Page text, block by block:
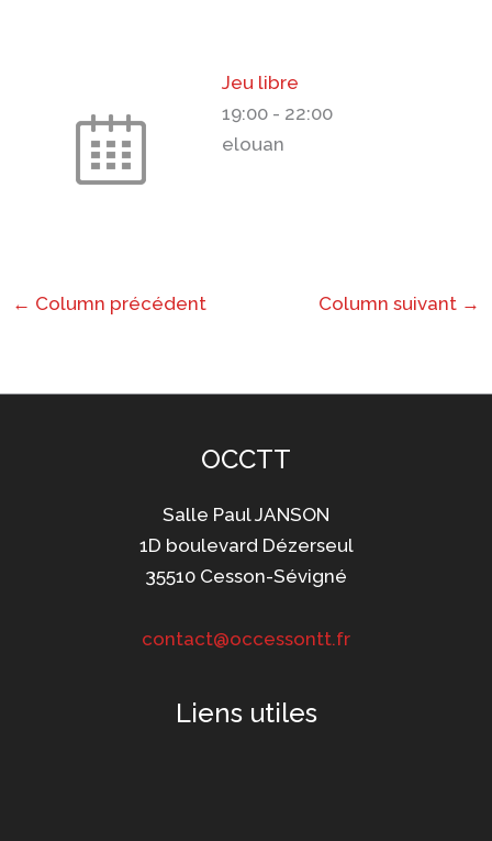
Jeu libre
19:00- 22:00
elouan
← Column précédent Column suivant →
OCCTT
Salle Paul JANSON
1D boulevard Dézerseul
35510 Cesson-Sévigné
contact@occessontt.fr
Liens utiles